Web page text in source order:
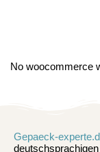
No woocommerce
Gepaeck-